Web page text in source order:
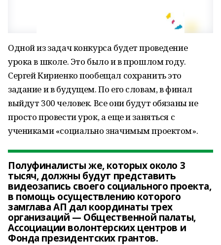
Одной из задач конкурса будет проведение
урока в школе. Это было и в прошлом году.
Сергей Кириенко пообещал сохранить это
задание и в будущем. По его словам, в финал
выйдут 300 человек. Все они будут обязаны не
просто провести урок, а еще и заняться с
учениками «социально значимым проектом».
Полуфиналисты же, которых около 3
тысяч, должны будут представить
видеозапись своего социального проекта,
в помощь осуществлению которого
замглава АП дал координаты трех
организаций — Общественной палаты,
Ассоциации волонтерских центров и
Фонда президентских грантов.